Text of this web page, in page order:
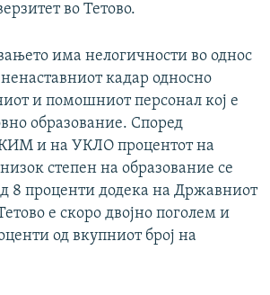
во Тетово.
има нелогичности во однос
кадар односно
и помошниот персонал кој е
образование. Според
и на УКЛО процентот на
степен на образование се
8 проценти додека на Државниот
е скоро двојно поголем и
од вкупниот број на